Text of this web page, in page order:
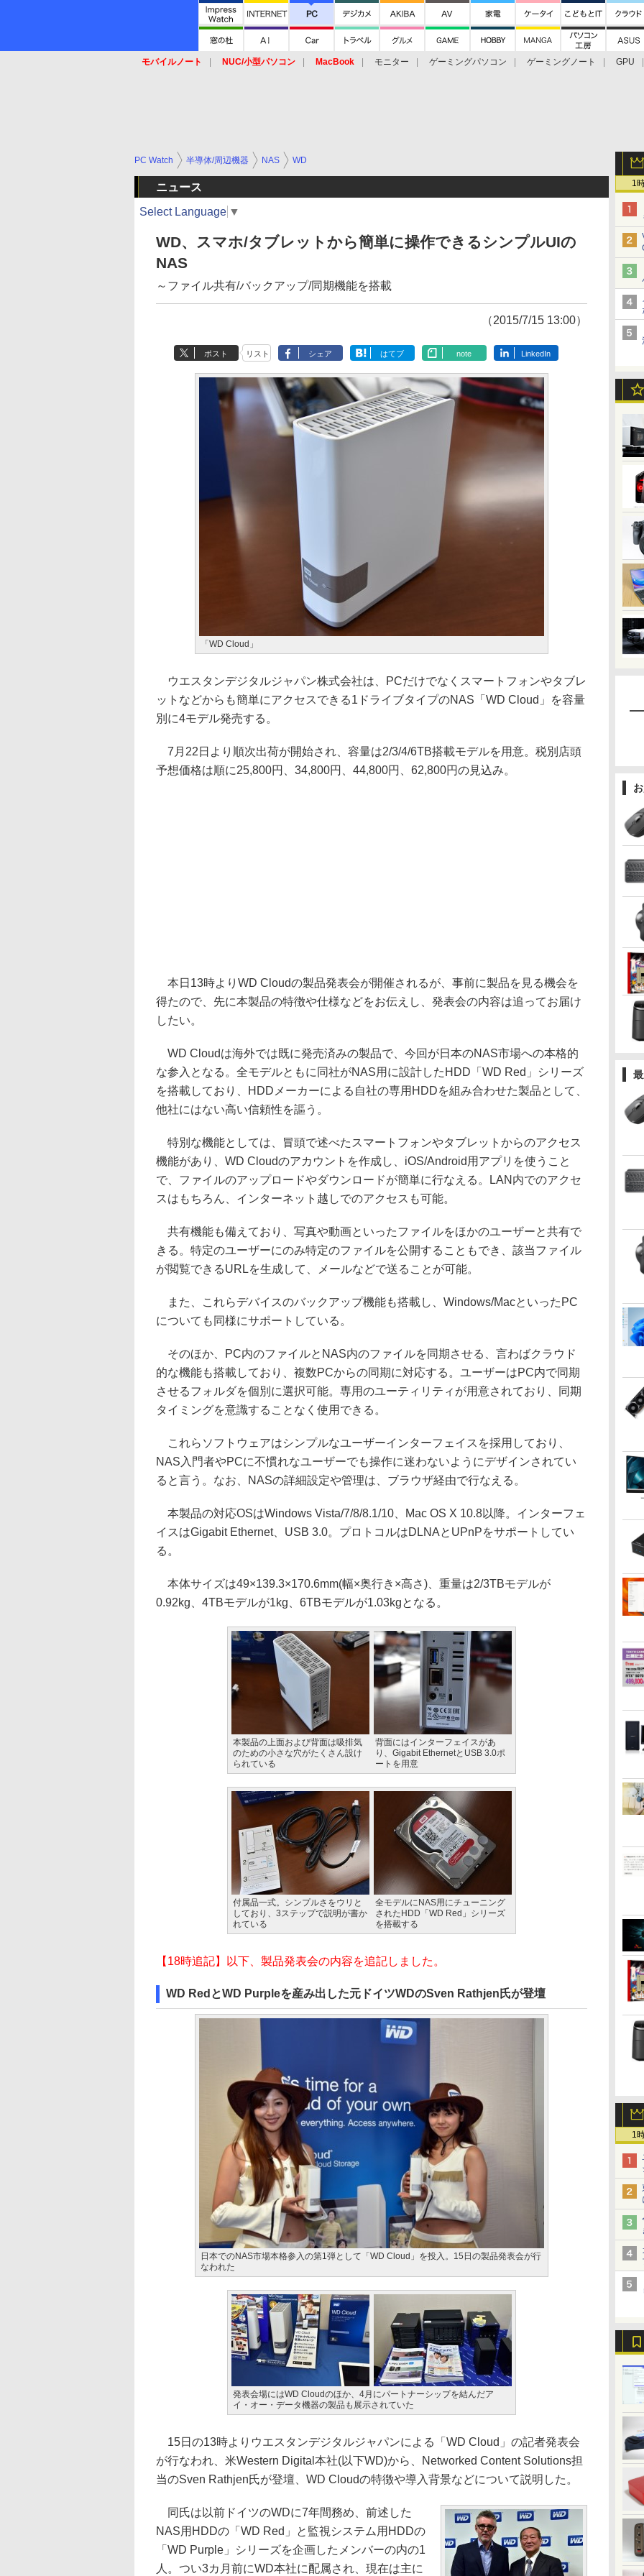
モバイルノート NUC/小型パソコン MacBook モニター ゲーミングパソコン ゲーミングノート
GPU
1
1
PC Watch 半導体/周辺機器 NAS WD
ニュース
Select Language ▼
WD、スマホ/タブレットから簡単に操作できるシンプルUIの
NAS
～ファイル共有/バックアップ/同期機能を搭載
（2015/7/15 13:00）
ポスト リスト シェア はてブ note LinkedIn
「WD Cloud」
ウエスタンデジタルジャパン株式会社は、PCだけでなくスマートフォンやタブレ
ットなどからも簡単にアクセスできる1ドライブタイプのNAS「WD Cloud」を容量
別に4モデル発売する。
7月22日より順次出荷が開始され、容量は2/3/4/6TB搭載モデルを用意。税別店頭
予想価格は順に25,800円、34,800円、44,800円、62,800円の見込み。
本日13時よりWD Cloudの製品発表会が開催されるが、事前に製品を見る機会を
得たので、先に本製品の特徴や仕様などをお伝えし、発表会の内容は追ってお届け
したい。
WD Cloudは海外では既に発売済みの製品で、今回が日本のNAS市場への本格的
な参入となる。全モデルともに同社がNAS用に設計したHDD「WD Red」シリーズ
を搭載しており、HDDメーカーによる自社の専用HDDを組み合わせた製品として、
他社にはない高い信頼性を謳う。
特別な機能としては、冒頭で述べたスマートフォンやタブレットからのアクセス
機能があり、WD Cloudのアカウントを作成し、iOS/Android用アプリを使うこと
で、ファイルのアップロードやダウンロードが簡単に行なえる。LAN内でのアクセ
スはもちろん、インターネット越しでのアクセスも可能。
共有機能も備えており、写真や動画といったファイルをほかのユーザーと共有で
きる。特定のユーザーにのみ特定のファイルを公開することもでき、該当ファイル
が閲覧できるURLを生成して、メールなどで送ることが可能。
また、これらデバイスのバックアップ機能も搭載し、Windows/MacといったPC
についても同様にサポートしている。
そのほか、PC内のファイルとNAS内のファイルを同期させる、言わばクラウド
的な機能も搭載しており、複数PCからの同期に対応する。ユーザーはPC内で同期
させるフォルダを個別に選択可能。専用のユーティリティが用意されており、同期
タイミングを意識することなく使用できる。
これらソフトウェアはシンプルなユーザーインターフェイスを採用しており、
NAS入門者やPCに不慣れなユーザーでも操作に迷わないようにデザインされてい
ると言う。なお、NASの詳細設定や管理は、ブラウザ経由で行なえる。
本製品の対応OSはWindows Vista/7/8/8.1/10、Mac OS X 10.8以降。インターフェ
イスはGigabit Ethernet、USB 3.0。プロトコルはDLNAとUPnPをサポートしてい
る。
本体サイズは49×139.3×170.6mm(幅×奥行き×高さ)、重量は2/3TBモデルが
0.92kg、4TBモデルが1kg、6TBモデルが1.03kgとなる。
本製品の上面および背面は吸排気
のための小さな穴がたくさん設け
られている
背面にはインターフェイスがあ
り、Gigabit EthernetとUSB 3.0ポ
ートを用意
付属品一式。シンプルさをウリと
しており、3ステップで説明が書か
れている
全モデルにNAS用にチューニング
されたHDD「WD Red」シリーズ
を搭載する
【18時追記】以下、製品発表会の内容を追記しました。
WD RedとWD Purpleを産み出した元ドイツWDのSven Rathjen氏が登壇
日本でのNAS市場本格参入の第1弾として「WD Cloud」を投入。15日の製品発表会が行
なわれた
発表会場にはWD Cloudのほか、4月にパートナーシップを結んだア
イ・オー・データ機器の製品も展示されていた
15日の13時よりウエスタンデジタルジャパンによる「WD Cloud」の記者発表会
が行なわれ、米Western Digital本社(以下WD)から、Networked Content Solutions担
当のSven Rathjen氏が登壇、WD Cloudの特徴や導入背景などについて説明した。
同氏は以前ドイツのWDに7年間務め、前述した
NAS用HDDの「WD Red」と監視システム用HDDの
「WD Purple」シリーズを企画したメンバーの内の1
人。つい3カ月前にWD本社に配属され、現在は主に